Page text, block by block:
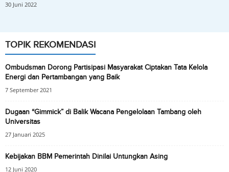
30 Juni 2022
TOPIK REKOMENDASI
Ombudsman Dorong Partisipasi Masyarakat Ciptakan Tata Kelola
Energi dan Pertambangan yang Baik
7 September 2021
Dugaan “Gimmick” di Balik Wacana Pengelolaan Tambang oleh
Universitas
27 Januari 2025
Kebijakan BBM Pemerintah Dinilai Untungkan Asing
12 Juni 2020